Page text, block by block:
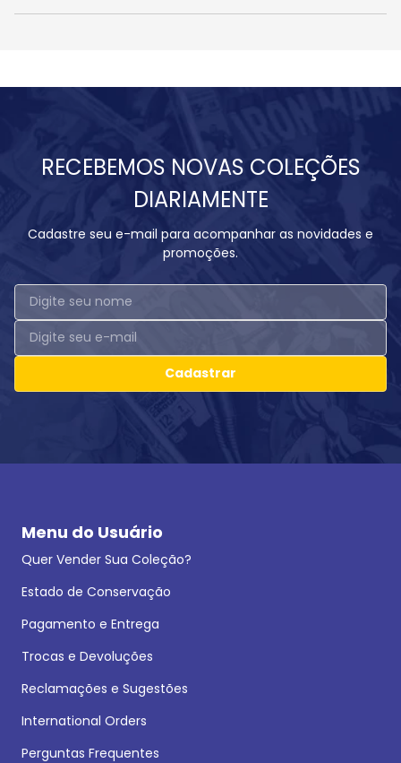
RECEBEMOS NOVAS COLEÇÕES
DIARIAMENTE
Cadastre seu e-mail para acompanhar as novidades e
promoções.
Cadastrar
Menu do Usuário
Quer Vender Sua Coleção?
Estado de Conservação
Pagamento e Entrega
Trocas e Devoluções
Reclamações e Sugestões
International Orders
Perguntas Frequentes